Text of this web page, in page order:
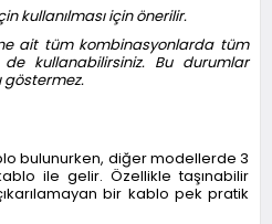
kullanılması için önerilir.
ait tüm kombinasyonlarda tüm
kullanabilirsiniz. Bu durumlar
göstermez.
bulunurken, diğer modellerde 3
ile gelir. Özellikle taşınabilir
bir kablo pek pratik